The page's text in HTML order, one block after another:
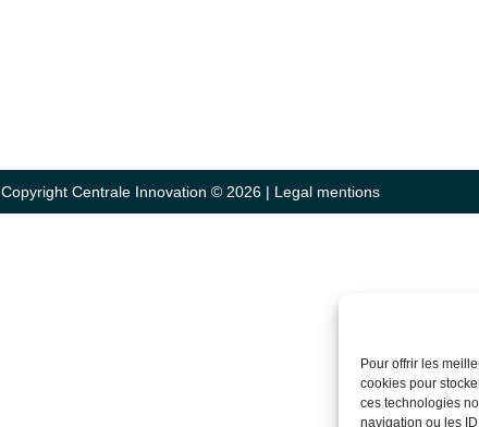
Pour offrir les
cookies pour
ces technologies
navigation ou les
Copyright Centrale Innovation © 2026 | Legal mentions